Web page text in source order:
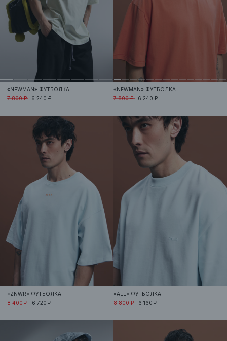
«NEWMAN» ФУТБОЛКА
7 800 ₽ 6 240 ₽
«NEWMAN» ФУТБОЛКА
7 800 ₽ 6 240 ₽
«ZNWR» ФУТБОЛКА
8 400 ₽ 6 720 ₽
«ALL» ФУТБОЛКА
8 800 ₽ 6 160 ₽